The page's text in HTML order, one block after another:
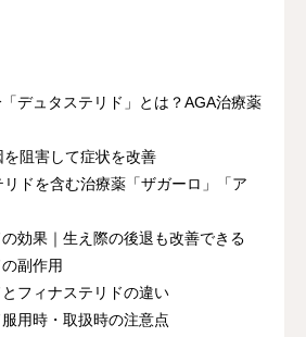
デュタステリド」とは？AGA治療薬
を阻害して症状を改善
ドを含む治療薬「ザガーロ」「ア
効果｜生え際の後退も改善できる
副作用
フィナステリドの違い
用時・取扱時の注意点